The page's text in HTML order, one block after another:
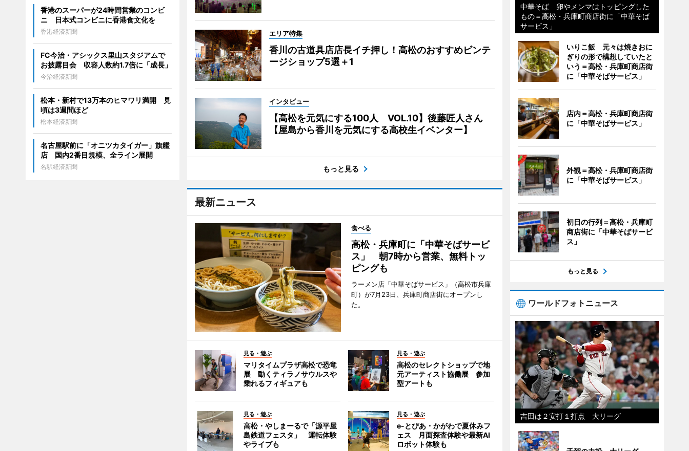
エリア特集
香川の古道具店店長イチ押し！高松のおすすめビンテ
ージショップ5選＋1
インタビュー
【高松を元気にする100人 VOL.10】後藤匠人さん
【屋島から香川を元気にする高校生イベンター】
もっと見る
最新ニュース
食べる
高松・兵庫町に「中華そばサービ
ス」 朝7時から営業、無料トッ
ピングも
ラーメン店「中華そばサービス」（高松市兵庫
町）が7月23日、兵庫町商店街にオープンし
た。
見る・遊ぶ
マリタイムプラザ高松で恐竜
展 動くティラノサウルスや
乗れるフィギュアも
見る・遊ぶ
高松のセレクトショップで地
元アーティスト協働展 参加
型アートも
見る・遊ぶ
高松・やしまーるで「源平屋
島鉄道フェスタ」 運転体験
やライブも
見る・遊ぶ
e-とぴあ・かがわで夏休みフ
ェス 月面探査体験や最新AI
ロボット体験も
香港のスーパーが24時間営業のコンビ
ニ 日本式コンビニに香港食文化を
香港経済新聞
FC今治・アシックス里山スタジアムで
お披露目会 収容人数約1.7倍に「成長」
今治経済新聞
松本・新村で13万本のヒマワリ満開 見
頃は3週間ほど
松本経済新聞
名古屋駅前に「オニツカタイガー」旗艦
店 国内2番目規模、全ライン展開
名駅経済新聞
中華そば 卵やメンマはトッピングした
もの＝高松・兵庫町商店街に「中華そば
サービス」
いりこ飯 元々は焼きおに
ぎりの形で構想していたと
いう＝高松・兵庫町商店街
に「中華そばサービス」
店内＝高松・兵庫町商店街
に「中華そばサービス」
外観＝高松・兵庫町商店街
に「中華そばサービス」
初日の行列＝高松・兵庫町
商店街に「中華そばサービ
ス」
もっと見る
ワールドフォトニュース
吉田は２安打１打点 大リーグ